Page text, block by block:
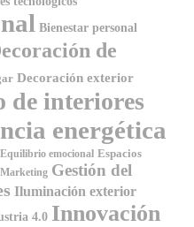
Bienestar personal
de
Decoración exterior
de interiores
energética
Equilibrio emocional Espacios
Gestión del
Iluminación exterior
4.0 Innovación